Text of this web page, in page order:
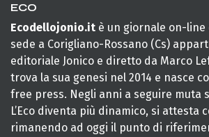
ECO
Ecodellojonio.it è un giornale on-line
sede a Corigliano-Rossano (Cs)
editoriale Jonico e diretto da Marco
trova la sua genesi nel 2014 e nasce
free press. Negli anni a seguire muta
L’Eco diventa più dinamico, si attesta
rimanendo ad oggi il punto di